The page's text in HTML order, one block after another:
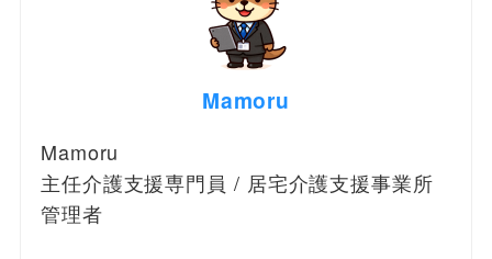
Mamoru
Mamoru
主任介護支援専門員 / 居宅介護支援事業所
管理者